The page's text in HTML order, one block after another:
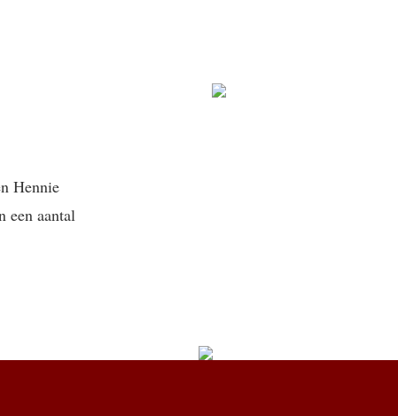
Hennie
een aantal